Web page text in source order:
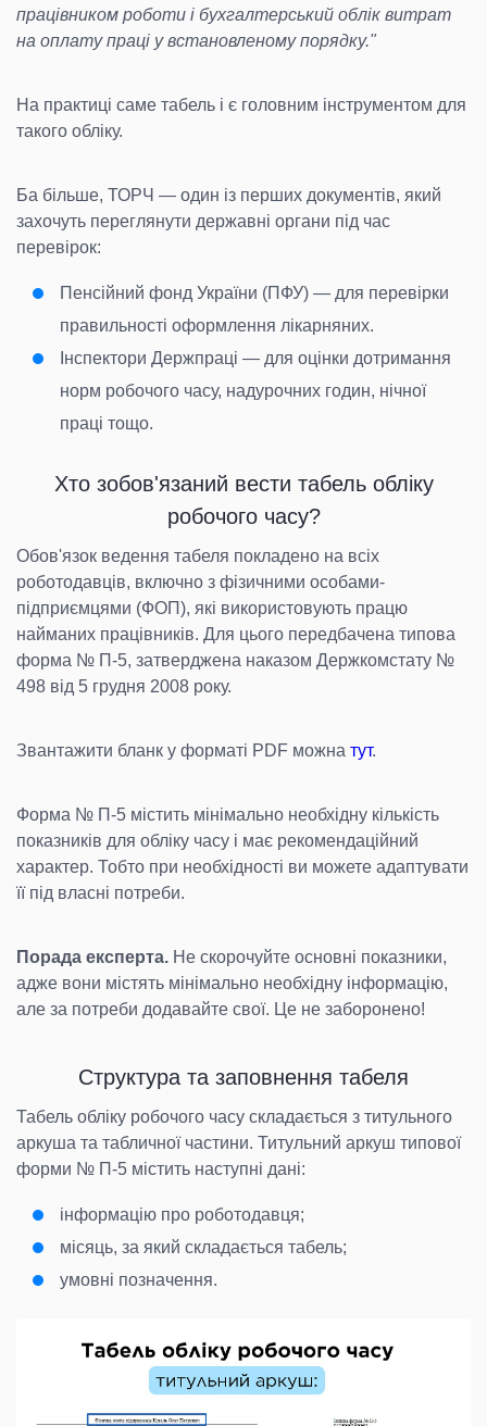
працівником роботи і бухгалтерський облік витрат
на оплату праці у встановленому порядку."
На практиці саме табель і є головним інструментом для
такого обліку.
Ба більше, ТОРЧ — один із перших документів, який
захочуть переглянути державні органи під час
перевірок:
Пенсійний фонд України (ПФУ) — для перевірки
правильності оформлення лікарняних.
Інспектори Держпраці — для оцінки дотримання
норм робочого часу, надурочних годин, нічної
праці тощо.
Хто зобов'язаний вести табель обліку
робочого часу?
Обов'язок ведення табеля покладено на всіх
роботодавців, включно з фізичними особами-
підприємцями (ФОП), які використовують працю
найманих працівників. Для цього передбачена типова
форма № П-5, затверджена наказом Держкомстату №
498 від 5 грудня 2008 року.
Звантажити бланк у форматі PDF можна тут.
Форма № П-5 містить мінімально необхідну кількість
показників для обліку часу і має рекомендаційний
характер. Тобто при необхідності ви можете адаптувати
її під власні потреби.
Порада експерта. Не скорочуйте основні показники,
адже вони містять мінімально необхідну інформацію,
але за потреби додавайте свої. Це не заборонено!
Структура та заповнення табеля
Табель обліку робочого часу складається з титульного
аркуша та табличної частини. Титульний аркуш типової
форми № П-5 містить наступні дані:
інформацію про роботодавця;
місяць, за який складається табель;
умовні позначення.